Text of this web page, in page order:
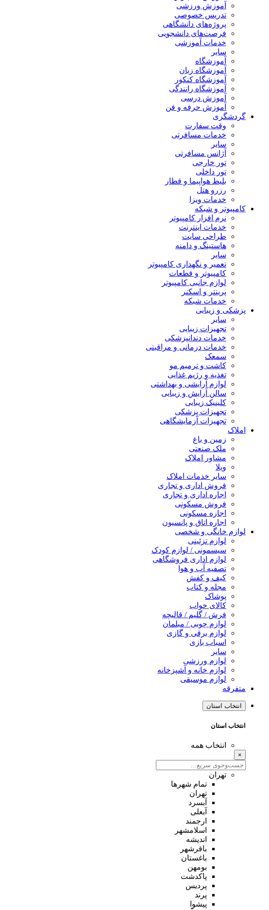
آموزش ورزشی
تدریس خصوصی
پروژه‌های دانشگاهی
فرصت‌های دانشجویی
خدمات آموزشی
سایر
آموزشگاه
آموزشگاه زبان
آموزشگاه کنکور
آموزشگاه رانندگی
آموزش درسی
آموزش حرفه و فن
گردشگری
وقت سفارت
خدمات مسافرتی
سایر
آژانس مسافرتی
تور خارجی
تور داخلی
بلیط هواپیما و قطار
رزرو هتل
خدمات ویزا
کامپیوتر و شبکه
نرم افزار کامپیوتر
خدمات اینترنت
طراحی سایت
هاستینگ و دامنه
سایر
تعمیر و نگهداری کامپیوتر
کامپیوتر و قطعات
لوازم جانبی کامپیوتر
پرینتر و اسکنر
خدمات شبکه
پزشکی و زیبایی
سایر
تجهیزات زیبایی
خدمات دندانپزشکی
خدمات درمانی و مراقبتی
سمعک
کاشت و ترمیم مو
تغذیه و رژیم غذایی
لوازم آرایشی و بهداشتی
سالن آرایش و زیبایی
کلینیک زیبایی
تجهیزات پزشکی
تجهیزات آزمایشگاهی
املاک
زمین و باغ
ملک صنعتی
مشاور املاک
ویلا
سایر خدمات املاک
فروش اداری و تجاری
اجاره اداری و تجاری
فروش مسکونی
اجاره مسکونی
اجاره اتاق و پانسیون
لوازم خانگی و شخصی
لوازم تزئینی
سیسمونی / لوازم کودک
لوازم اداری فروشگاهی
تصفیه آب و هوا
کیف و کفش
مجله و کتاب
پوشاک
کالای خواب
فرش / گلیم / قالیچه
لوازم چوبی / مبلمان
لوازم برقی و گازی
اسباب بازی
سایر
لوازم ورزشی
لوازم خانه و آشپزخانه
لوازم موسیقی
متفرقه
انتخاب استان
انتخاب استان
انتخاب همه
×
تهران
تمام شهر‌ها
تهران
آبسرد
آبعلی
ارجمند
اسلامشهر
اندیشه
باقرشهر
باغستان
بومهن
پاکدشت
پردیس
پرند
پیشوا